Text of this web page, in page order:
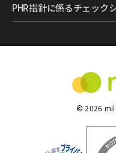
PHR指針に係るチェック
©2026